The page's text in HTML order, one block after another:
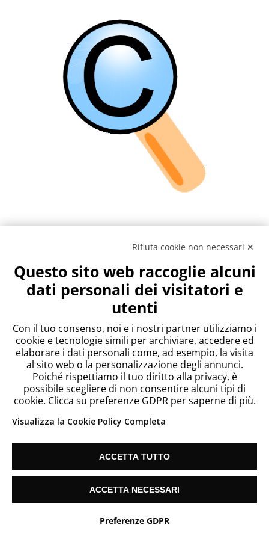
al
contenuto
Hai bisogno di aiuto?
Rifiuta cookie non necessari ✕
Questo sito web raccoglie alcuni
dati personali dei visitatori e
utenti
Con il tuo consenso, noi e i nostri partner utilizziamo i
cookie e tecnologie simili per archiviare, accedere ed
elaborare i dati personali come, ad esempio, la visita
al sito web o la personalizzazione degli annunci.
Poiché rispettiamo il tuo diritto alla privacy, è
possibile scegliere di non consentire alcuni tipi di
cookie. Clicca su preferenze GDPR per saperne di più.
Visualizza la Cookie Policy Completa
ACCETTA TUTTO
ACCETTA NECESSARI
Preferenze GDPR